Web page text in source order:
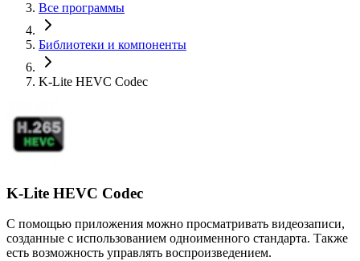
Все программы
Библиотеки и компоненты
K-Lite HEVC Codec
K-Lite HEVC Codec
С помощью приложения можно просматривать видеозаписи,
созданные с использованием одноименного стандарта. Также
есть возможность управлять воспроизведением.